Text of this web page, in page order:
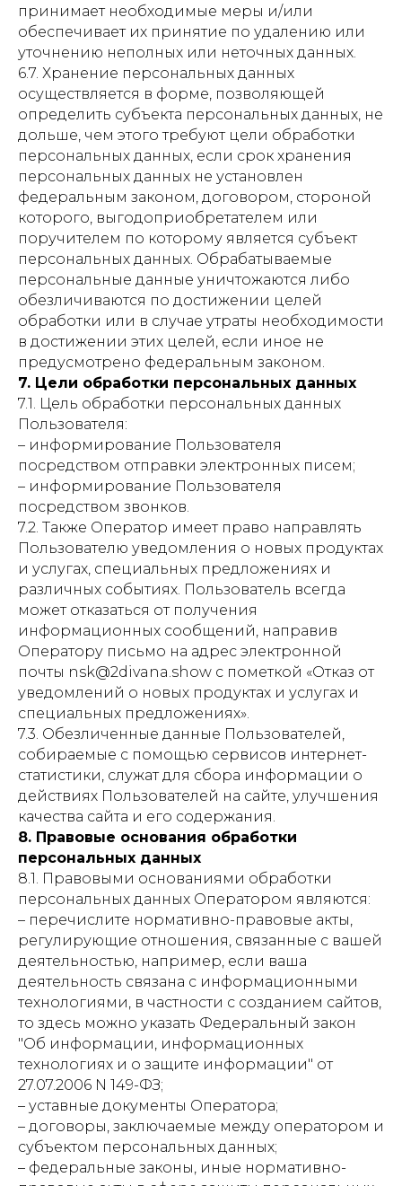
принимает необходимые меры и/или
обеспечивает их принятие по удалению или
уточнению неполных или неточных данных.
6.7. Хранение персональных данных
осуществляется в форме, позволяющей
определить субъекта персональных данных, не
дольше, чем этого требуют цели обработки
персональных данных, если срок хранения
персональных данных не установлен
федеральным законом, договором, стороной
которого, выгодоприобретателем или
поручителем по которому является субъект
персональных данных. Обрабатываемые
персональные данные уничтожаются либо
обезличиваются по достижении целей
обработки или в случае утраты необходимости
в достижении этих целей, если иное не
предусмотрено федеральным законом.
7. Цели обработки персональных данных
7.1. Цель обработки персональных данных
Пользователя:
– информирование Пользователя
посредством отправки электронных писем;
– информирование Пользователя
посредством звонков.
7.2. Также Оператор имеет право направлять
Пользователю уведомления о новых продуктах
и услугах, специальных предложениях и
различных событиях. Пользователь всегда
может отказаться от получения
информационных сообщений, направив
Оператору письмо на адрес электронной
почты nsk@2divana.show с пометкой «Отказ от
уведомлений о новых продуктах и услугах и
специальных предложениях».
7.3. Обезличенные данные Пользователей,
собираемые с помощью сервисов интернет-
статистики, служат для сбора информации о
действиях Пользователей на сайте, улучшения
качества сайта и его содержания.
8. Правовые основания обработки
персональных данных
8.1. Правовыми основаниями обработки
персональных данных Оператором являются:
– перечислите нормативно-правовые акты,
регулирующие отношения, связанные с вашей
деятельностью, например, если ваша
деятельность связана с информационными
технологиями, в частности с созданием сайтов,
то здесь можно указать Федеральный закон
"Об информации, информационных
технологиях и о защите информации" от
27.07.2006 N 149-ФЗ;
– уставные документы Оператора;
– договоры, заключаемые между оператором и
субъектом персональных данных;
– федеральные законы, иные нормативно-